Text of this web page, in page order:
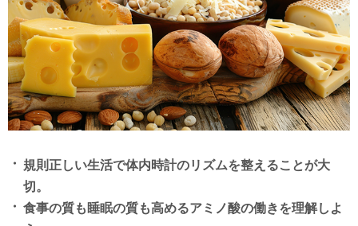
規則正しい生活で体内時計のリズムを整えることが大
切。
食事の質も睡眠の質も高めるアミノ酸の働きを理解しよ